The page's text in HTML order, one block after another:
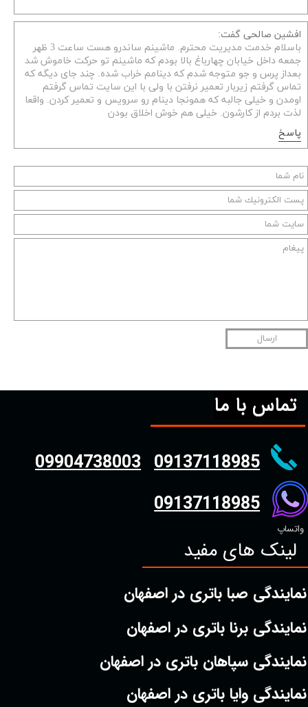
افشین صالحی گفت:
باسلام خدمت مدیریت محترم. ماشینم ساندرو هست ساعت 3 ظهر
جمعه داخل خیابان چهارباغ بالا بودم که ماشینم تو حرکت خاموش شد
بعداز پرس و جو متوجه شدم که دینامم خراب شده. چند جای دیگه که
تماس گرفتم زیربار تعمیر نرفتن با ولی با این سایت تماس گرفتم
اومدن و خیلی جالبه که همونجا دینام رو سرویس و تعمیر کردن. واقعا
لذت بردم از کارشون. خیلی هم خوش اخلاق بودن
پاسخ
ارسال
تماس با ما
واتساپ
09904738003 09137118985
09137118985
لینک های مفید
نمایندگی صبا باتری در اصفهان
نمایندگی برنا باتری در اصفهان
نمایندگی سپاهان باتری در اصفهان
نمایندگی وایا باتری در اصفهان